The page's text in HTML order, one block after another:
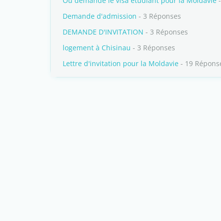
Demande d'admission - 3 Réponses
DEMANDE D'INVITATION - 3 Réponses
logement à Chisinau - 3 Réponses
Lettre d'invitation pour la Moldavie - 19